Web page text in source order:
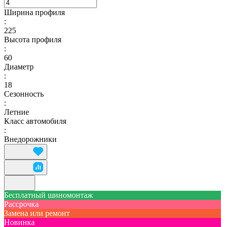
Ширина профиля
:
225
Высота профиля
:
60
Диаметр
:
18
Сезонность
:
Летние
Класс автомобиля
:
Внедорожники
Бесплатный шиномонтаж
Рассрочка
Замена или ремонт
Новинка